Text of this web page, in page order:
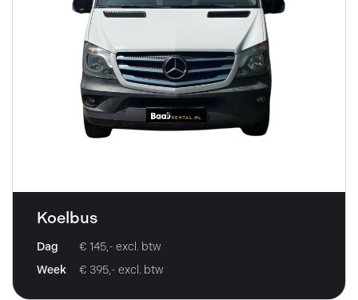
Prijsweergave
incl. btw
Koelbus
Dag
€ 145,- excl. btw
Week
€ 395,- excl. btw